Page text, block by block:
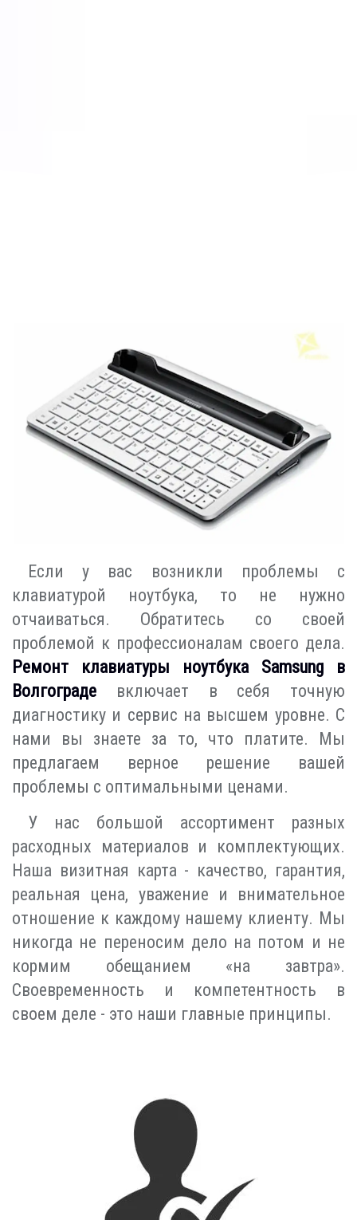
Если у вас возникли проблемы с
клавиатурой ноутбука, то не нужно
отчаиваться. Обратитесь со своей
проблемой к профессионалам своего дела.
Ремонт клавиатуры ноутбука Samsung в
Волгограде включает в себя точную
диагностику и сервис на высшем уровне. С
нами вы знаете за то, что платите. Мы
предлагаем верное решение вашей
проблемы с оптимальными ценами.
У нас большой ассортимент разных
расходных материалов и комплектующих.
Наша визитная карта - качество, гарантия,
реальная цена, уважение и внимательное
отношение к каждому нашему клиенту. Мы
никогда не переносим дело на потом и не
кормим обещанием «на завтра».
Своевременность и компетентность в
своем деле - это наши главные принципы.